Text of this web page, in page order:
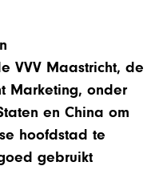
VVV Maastricht, de
Marketing, onder
en China om
hoofdstad te
gebruikt